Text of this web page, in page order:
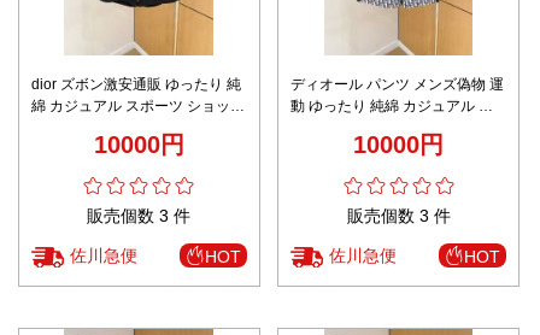
dior ズボン激安通販 ゆったり 純
綿 カジュアル スポーツ ショット
10000円
販売個数 3 件
佐川急便 HOT
ディオール パンツ メンズ偽物 運
動 ゆったり 純綿 カジュアル シ
10000円
販売個数 3 件
佐川急便 HOT